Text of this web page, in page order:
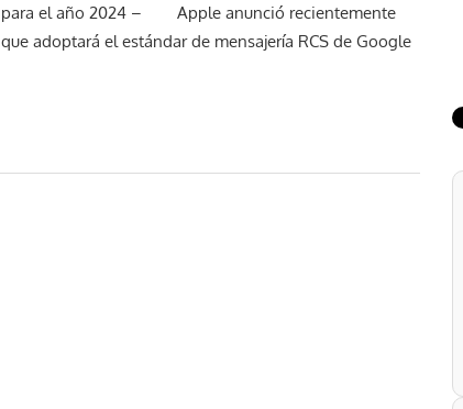
para el año 2024 – Apple anunció recientemente
que adoptará el estándar de mensajería RCS de Google